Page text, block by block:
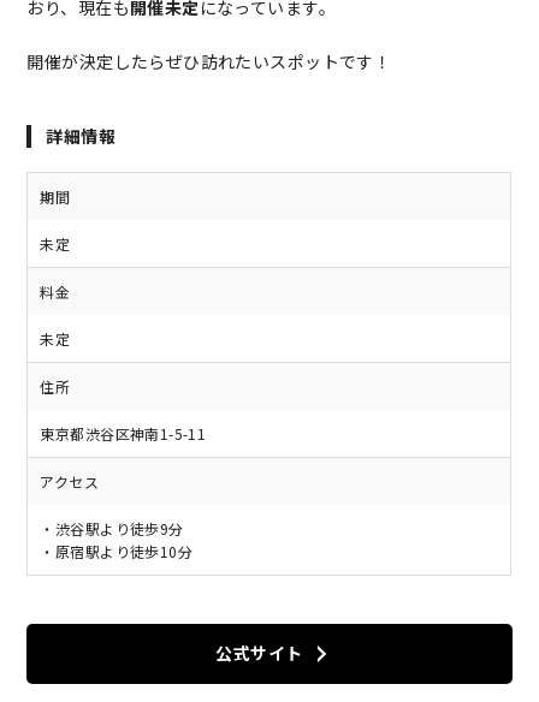
おり、現在も開催未定 になっています。
開催が決定したらぜひ訪れたいスポットです！
詳細情報
期間
未定
料金
未定
住所
東京都渋谷区神南1-5-11
アクセス
・渋谷駅より徒歩9分
・原宿駅より徒歩10分
公式サイト